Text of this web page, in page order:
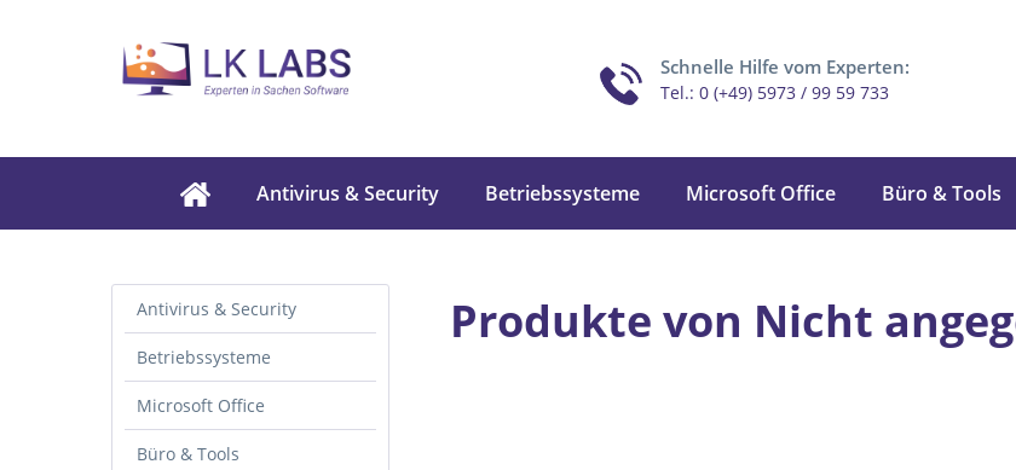
Schnelle Hilfe vom Experten:
Tel.: 0 (+49) 5973 / 99 59 733
Antivirus & Security Betriebssysteme Microsoft Office Büro & Tools
Antivirus & Security
Betriebssysteme
Microsoft Office
Büro & Tools
Produkte von Nicht